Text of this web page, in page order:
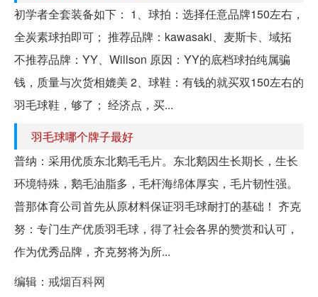
初学者全套装备如下： 1、球拍：选择任意品牌150左右，
全炭素球拍即可； 推荐品牌：kawasaki、麦斯卡、域拓
不推荐品牌：YY、Willson 原因：YY的底档球拍纯属骗
钱，质量与次货相媲美 2、球鞋：有钱的就买双150左右的
羽毛球鞋，够了； 经济点，买...
羽毛球哪个牌子最好
普纳：采用优质东北鹅毛毛片。东北鹅因生长期长，生长
环境特殊，鹅毛油脂多，毛杆海绵体厚实，毛片韧性强。
普那体育公司首先从原材料保证羽毛球耐打的基础！ 齐克
努：专门生产优质羽毛球，得了社会各界的赞赏和认可，
作为优秀品牌，齐克努将为所...
编辑： 戒烟百科网